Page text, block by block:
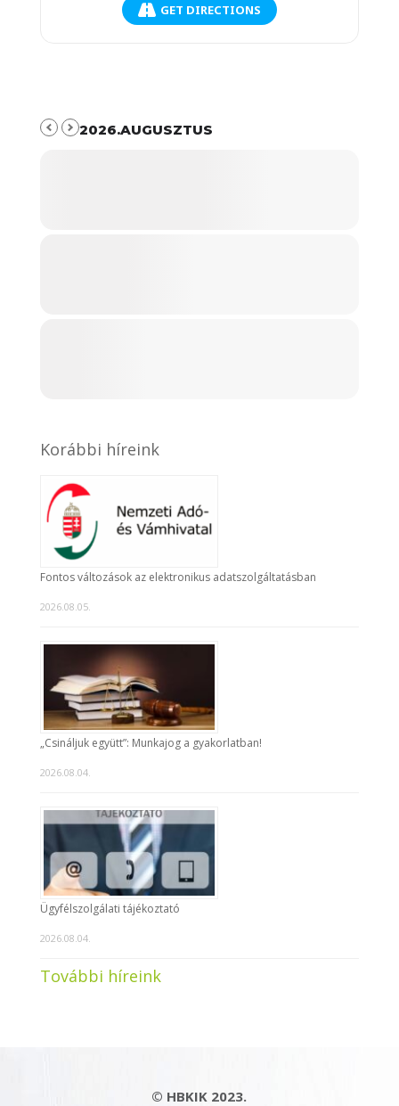
GET DIRECTIONS
2026.AUGUSZTUS
Korábbi híreink
Fontos változások az elektronikus adatszolgáltatásban
2026.08.05.
„Csináljuk együtt”: Munkajog a gyakorlatban!
2026.08.04.
Ügyfélszolgálati tájékoztató
2026.08.04.
További híreink
© HBKIK 2023.